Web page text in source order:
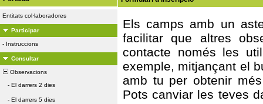
Entitats col·laboradores
Participar
- Instruccions
Consultar
Observacions
- El darrers 2 dies
- El darrers 5 dies
Els camps amb un
facilitar que altres
contacte només les
exemple, mitjançant el
amb tu per obtenir
Pots canviar les teves